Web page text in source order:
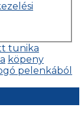
tunika
köpeny
pelenkából